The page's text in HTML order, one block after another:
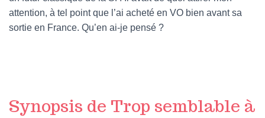
attention, à tel point que l’ai acheté en VO bien avant sa
sortie en France. Qu’en ai-je pensé ?
Synopsis de Trop semblable à